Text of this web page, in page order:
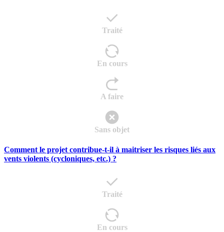
Traité
En cours
A faire
Sans objet
Comment le projet contribue-t-il à maitriser les risques liés aux
vents violents (cycloniques, etc.) ?
Traité
En cours